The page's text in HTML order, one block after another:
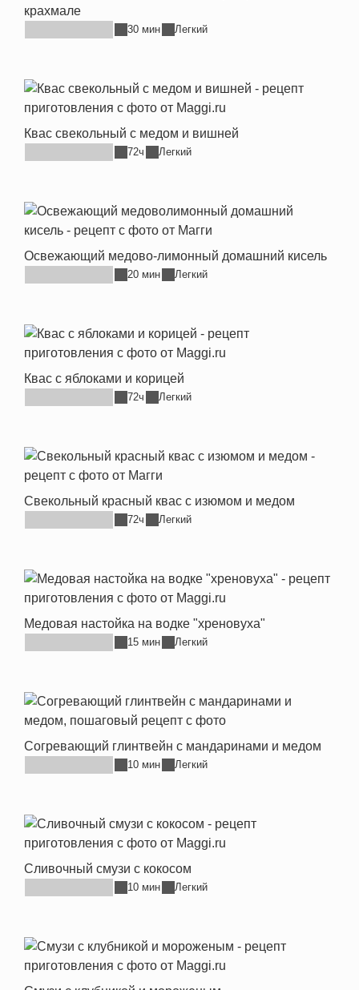
крахмале
30 мин Легкий
Квас свекольный с медом и вишней
72ч Легкий
Освежающий медово-лимонный домашний кисель
20 мин Легкий
Квас с яблоками и корицей
72ч Легкий
Свекольный красный квас с изюмом и медом
72ч Легкий
Медовая настойка на водке "хреновуха"
15 мин Легкий
Согревающий глинтвейн с мандаринами и медом
10 мин Легкий
Сливочный смузи с кокосом
10 мин Легкий